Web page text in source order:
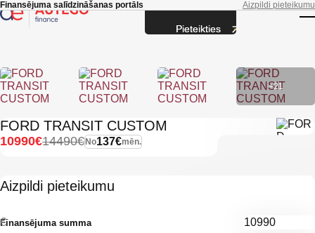
Skip to main content
Finansējuma salīdzināšanas portāls Aizpildi pieteikumu
+21
FORD TRANSIT CUSTOM
No137€mēn.
14490€
10990€
Aizpildi pieteikumu
Finansējuma summa
€